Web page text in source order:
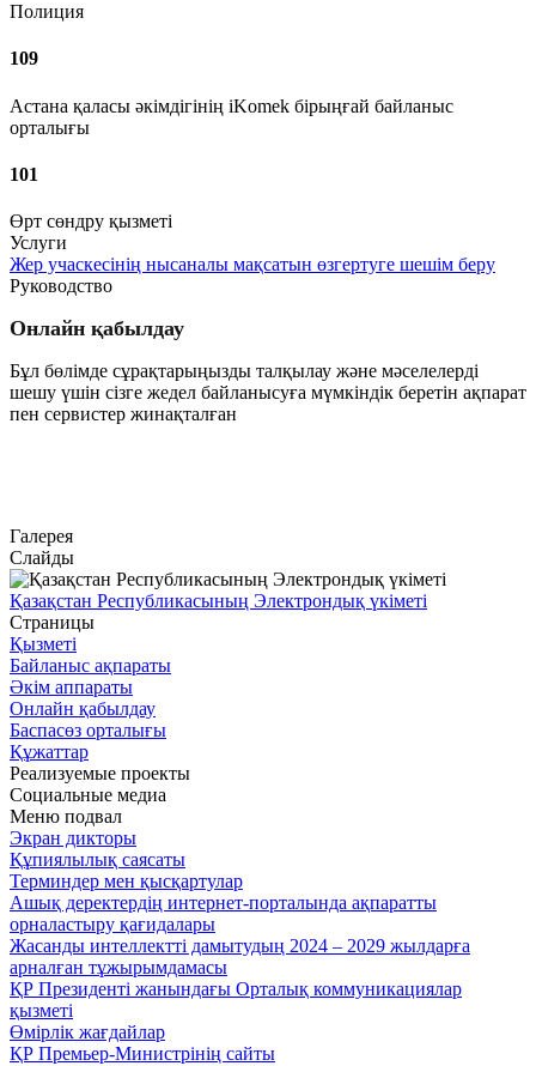
Полиция
109
Астана қаласы әкімдігінің iKomek бірыңғай байланыс
орталығы
101
Өрт сөндру қызметі
Услуги
Жер учаскесінің нысаналы мақсатын өзгертуге шешім беру
Руководство
Онлайн қабылдау
Бұл бөлімде сұрақтарыңызды талқылау және мәселелерді
шешу үшін сізге жедел байланысуға мүмкіндік беретін ақпарат
пен сервистер жинақталған
Галерея
Слайды
Қазақстан Республикасының Электрондық үкіметі
Страницы
Қызметі
Байланыс ақпараты
Әкім аппараты
Онлайн қабылдау
Баспасөз орталығы
Құжаттар
Реализуемые проекты
Социальные медиа
Меню подвал
Экран дикторы
Құпиялылық саясаты
Терминдер мен қысқартулар
Ашық деректердің интернет-порталында ақпаратты
орналастыру қағидалары
Жасанды интеллектті дамытудың 2024 – 2029 жылдарға
арналған тұжырымдамасы
ҚР Президенті жанындағы Орталық коммуникациялар
қызметі
Өмірлік жағдайлар
ҚР Премьер-Министрінің сайты